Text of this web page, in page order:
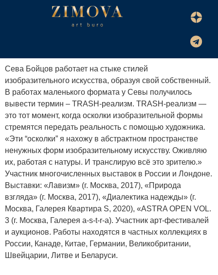
Сева Бойцов работает на стыке стилей
изобразительного искусства, образуя свой собственный.
В работах маленького формата у Севы получилось
вывести термин – TRASH-реализм. TRASH-реализм —
это тот момент, когда осколки изобразительной формы
стремятся передать реальность с помощью художника.
«Эти “осколки” я нахожу в абстрактном пространстве
ненужных форм изобразительному искусству. Оживляю
их, работая с натуры. И транслирую всё это зрителю.»
Участник многочисленных выставок в России и Лондоне.
Выставки: «Лавизм» (г. Москва, 2017), «Природа
взгляда» (г. Москва, 2017), «Диалектика надежды» (г.
Москва, Галерея Квартира S, 2020), «ASTRA OPEN VOL.
3 (г. Москва, Галерея a-s-t-r-a). Участник арт-фестивалей
и аукционов. Работы находятся в частных коллекциях в
России, Канаде, Китае, Германии, Великобритании,
Швейцарии, Литве и Беларуси.